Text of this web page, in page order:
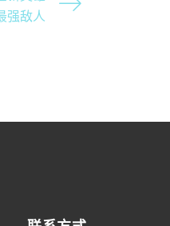
强敌人